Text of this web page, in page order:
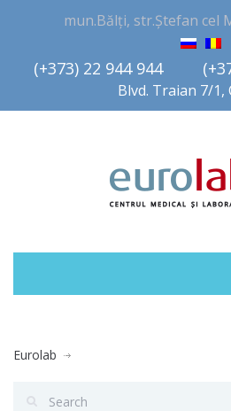
mun.Bălți, str.Ștefan cel
(+373) 22 944 944
Blvd. Traian 7/1,
Eurolab